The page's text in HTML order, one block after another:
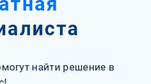
найти решение в